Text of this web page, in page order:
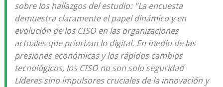
sobre los hallazgos del estudio: "La encuesta
demuestra claramente el papel dinámico y en
evolución de los CISO en las organizaciones
actuales que priorizan lo digital. En medio de las
presiones económicas y los rápidos cambios
tecnológicos, los CISO no son solo seguridad
Líderes sino impulsores cruciales de la innovación y